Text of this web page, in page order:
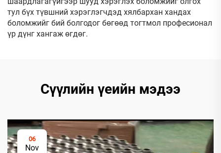
тул бүх түвшний хэрэглэгчдэд хялбархан хандах
боломжийг бий болгодог бөгөөд тогтмол професионал
үр дүнг хангаж өгдөг.
Сүүлийн үеийн мэдээ
06
Nov